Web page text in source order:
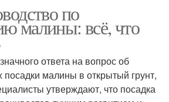
по
малины: всё, что
ответа на вопрос об
посадки малины в открытый грунт,
утверждают, что посадка